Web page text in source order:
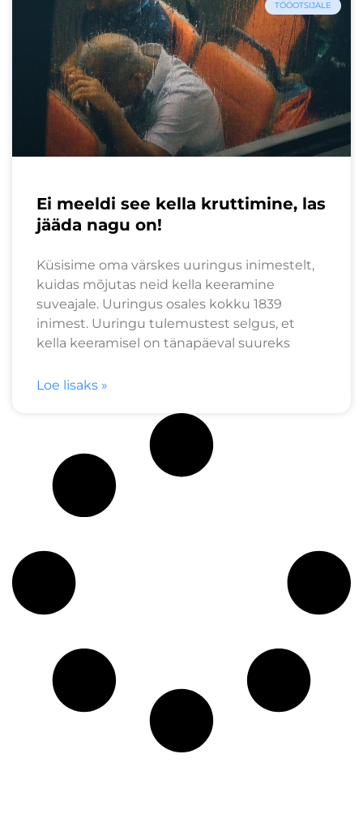
TÖÖOTSIJALE
Ei meeldi see kella kruttimine, las
jääda nagu on!
Küsisime oma värskes uuringus inimestelt,
kuidas mõjutas neid kella keeramine
suveajale. Uuringus osales kokku 1839
inimest. Uuringu tulemustest selgus, et
kella keeramisel on tänapäeval suureks
Loe lisaks »